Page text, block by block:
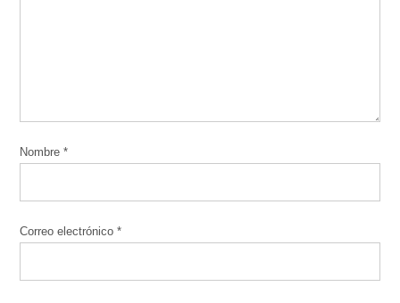
Nombre*
Correo electrónico*